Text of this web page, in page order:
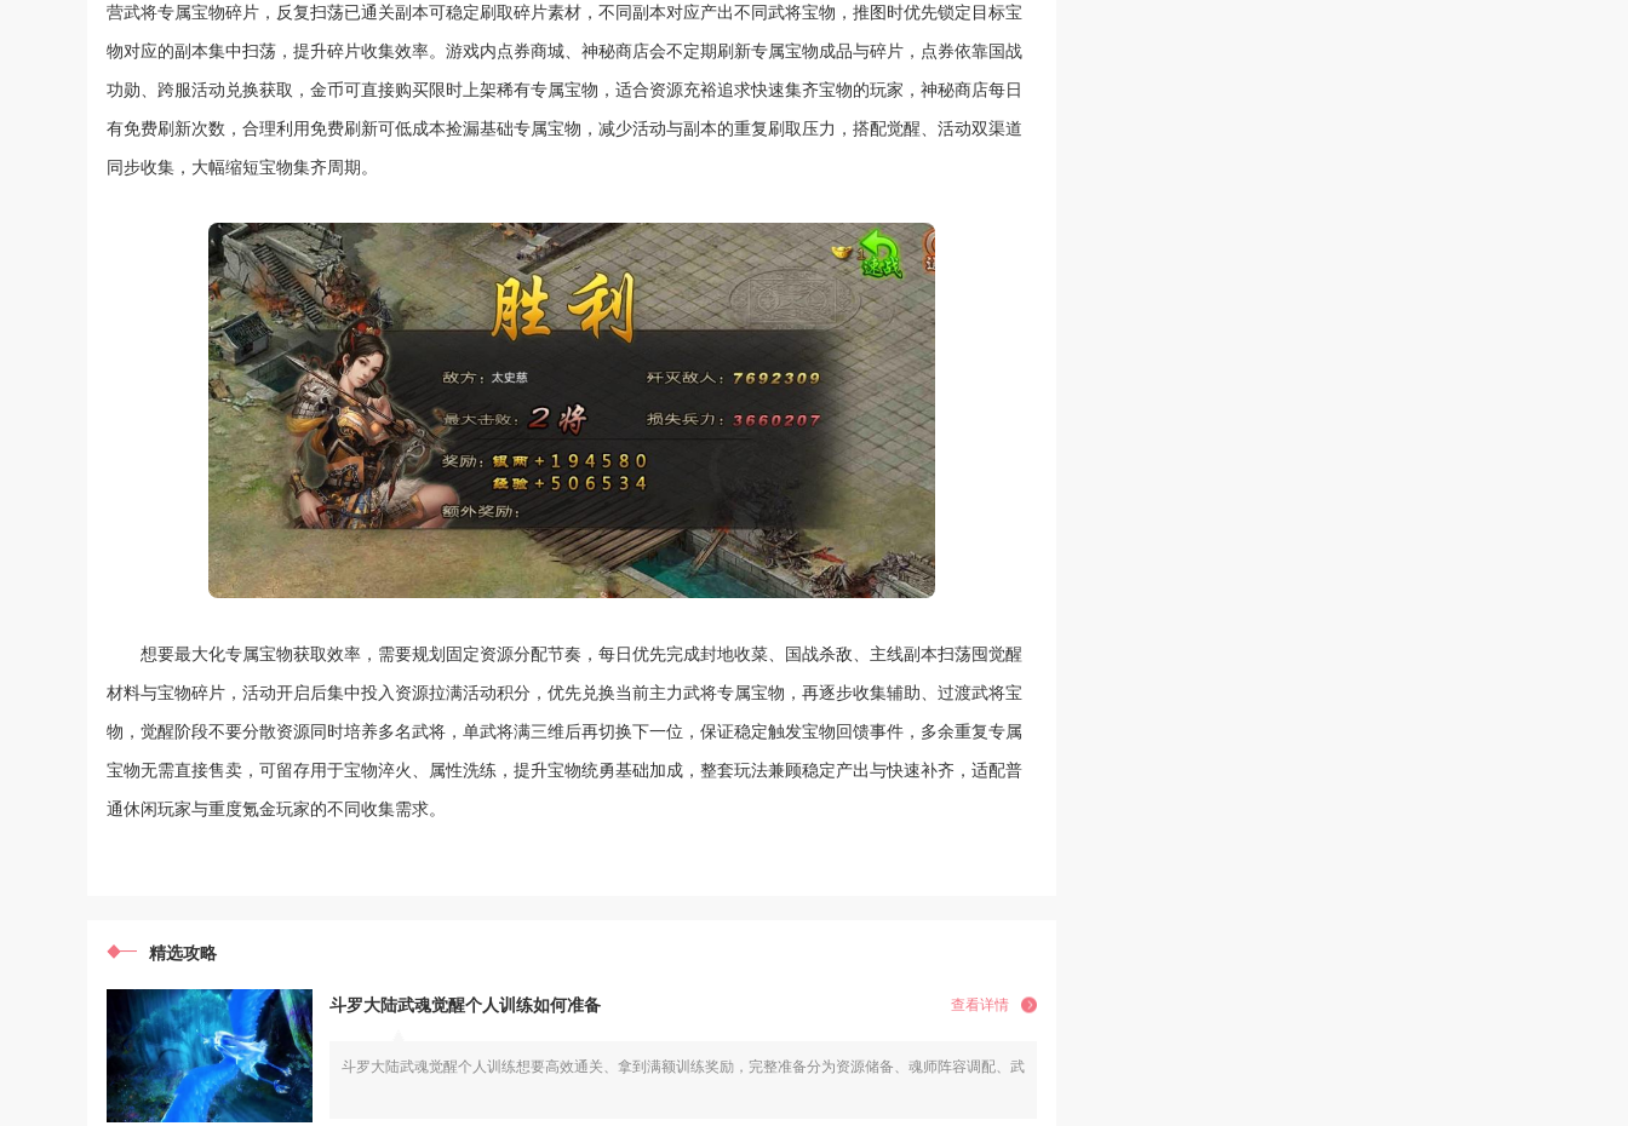
营武将专属宝物碎片，反复扫荡已通关副本可稳定刷取碎片素材，不同副本对应产出不同武将宝物，推图时优先锁定目标宝
物对应的副本集中扫荡，提升碎片收集效率。游戏内点券商城、神秘商店会不定期刷新专属宝物成品与碎片，点券依靠国战
功勋、跨服活动兑换获取，金币可直接购买限时上架稀有专属宝物，适合资源充裕追求快速集齐宝物的玩家，神秘商店每日
有免费刷新次数，合理利用免费刷新可低成本捡漏基础专属宝物，减少活动与副本的重复刷取压力，搭配觉醒、活动双渠道
同步收集，大幅缩短宝物集齐周期。
想要最大化专属宝物获取效率，需要规划固定资源分配节奏，每日优先完成封地收菜、国战杀敌、主线副本扫荡囤觉醒
材料与宝物碎片，活动开启后集中投入资源拉满活动积分，优先兑换当前主力武将专属宝物，再逐步收集辅助、过渡武将宝
物，觉醒阶段不要分散资源同时培养多名武将，单武将满三维后再切换下一位，保证稳定触发宝物回馈事件，多余重复专属
宝物无需直接售卖，可留存用于宝物淬火、属性洗练，提升宝物统勇基础加成，整套玩法兼顾稳定产出与快速补齐，适配普
通休闲玩家与重度氪金玩家的不同收集需求。
精选攻略
斗罗大陆武魂觉醒个人训练如何准备 查看详情
斗罗大陆武魂觉醒个人训练想要高效通关、拿到满额训练奖励，完整准备分为资源储备、魂师阵容调配、武魂魂环魂骨校准、战前机制调试四大板块，全部筹备完毕后再开启训练挑战，能避免中途战